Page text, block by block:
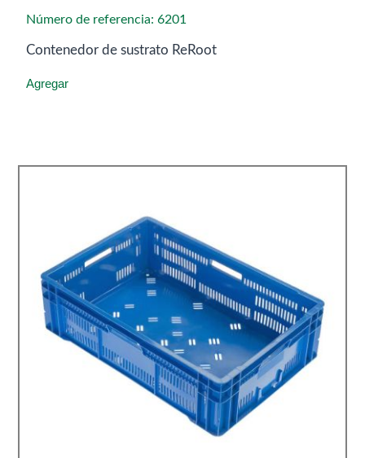
Número de referencia: 6201
Contenedor de sustrato ReRoot
Agregar